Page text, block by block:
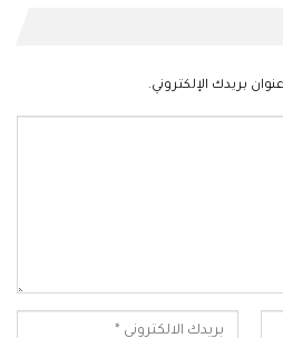
بريدك الإلكتروني.